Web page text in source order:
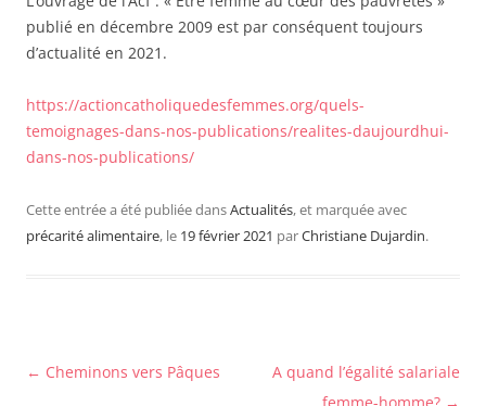
publié en décembre 2009 est par conséquent toujours
d’actualité en 2021.
https://actioncatholiquedesfemmes.org/quels-
temoignages-dans-nos-publications/realites-daujourdhui-
dans-nos-publications/
Cette entrée a été publiée dansActualités, et marquée avec
précarité alimentaire, le 19 février 2021 parChristiane Dujardin.
Navigation
← Cheminons vers Pâques
A quand l’égalité salariale